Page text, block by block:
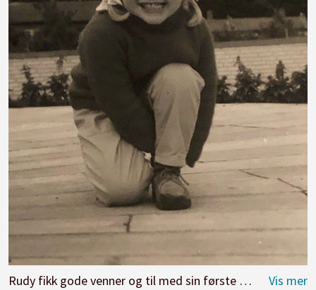
Rudy fikk gode venner og til med sin første kjæreste i barnehagen.